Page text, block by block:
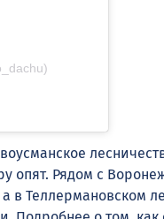
опят. Рядом с
в Теллермановском